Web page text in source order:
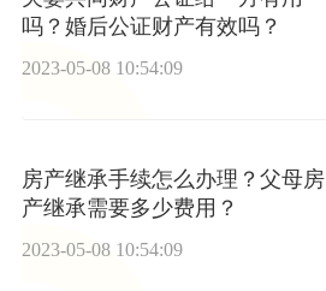
吗？婚后公证财产有效吗？
2023-05-08 10:54:09
房产继承手续怎么办理？父母房
产继承需要多少费用？
2023-05-08 10:54:09